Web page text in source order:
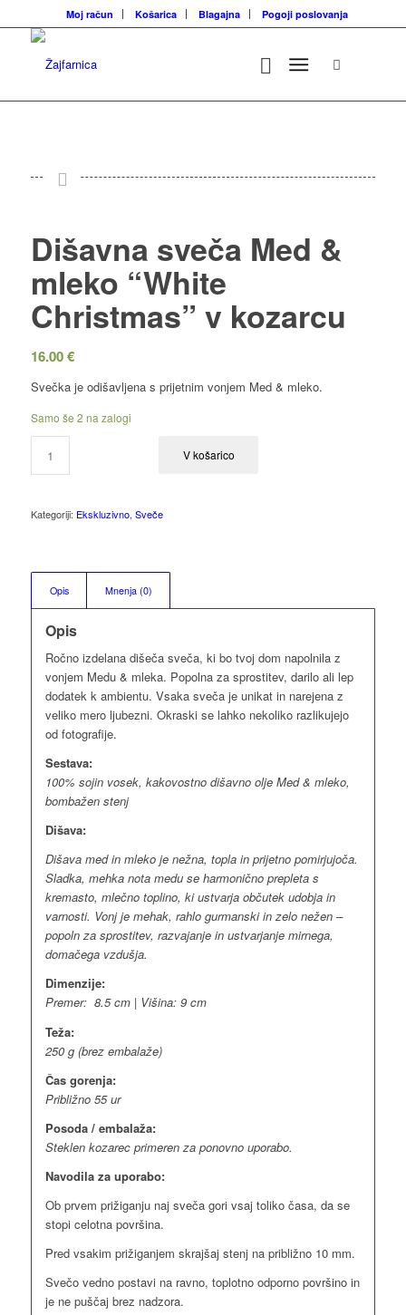
Moj račun Košarica Blagajna Pogoji poslovanja
Dišavna sveča Med &
mleko “White
Christmas” v kozarcu
16.00€
Svečka je odišavljena s prijetnim vonjem Med & mleko.
Samo še 2 na zalogi
V košarico
Kategoriji: Ekskluzivno, Sveče
Opis Mnenja (0)
Opis
Ročno izdelana dišeča sveča, ki bo tvoj dom napolnila z
vonjem Medu & mleka. Popolna za sprostitev, darilo ali lep
dodatek k ambientu. Vsaka sveča je unikat in narejena z
veliko mero ljubezni. Okraski se lahko nekoliko razlikujejo
od fotografije.
Sestava:
100% sojin vosek, kakovostno dišavno olje Med & mleko,
bombažen stenj
Dišava:
Dišava med in mleko je nežna, topla in prijetno pomirjujoča.
Sladka, mehka nota medu se harmonično prepleta s
kremasto, mlečno toplino, ki ustvarja občutek udobja in
varnosti. Vonj je mehak, rahlo gurmanski in zelo nežen –
popoln za sprostitev, razvajanje in ustvarjanje mirnega,
domačega vzdušja.
Dimenzije:
Premer: 8.5 cm | Višina: 9 cm
Teža:
250 g (brez embalaže)
Čas gorenja:
Približno 55 ur
Posoda / embalaža:
Steklen kozarec primeren za ponovno uporabo.
Navodila za uporabo:
Ob prvem prižiganju naj sveča gori vsaj toliko časa, da se
stopi celotna površina.
Pred vsakim prižiganjem skrajšaj stenj na približno 10 mm.
Svečo vedno postavi na ravno, toplotno odporno površino in
je ne puščaj brez nadzora.